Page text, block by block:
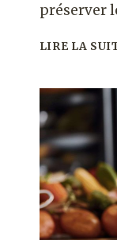
préserver
LIRE LA